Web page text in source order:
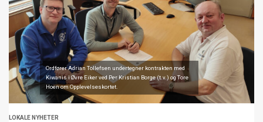
Ordfører Adrian Tollefsen undertegner kontrakten med
Kiwanis i Øvre Eiker ved Per Kristian Borge (t.v.) og Tore
Hoen om Opplevelseskortet.
LOKALE NYHETER